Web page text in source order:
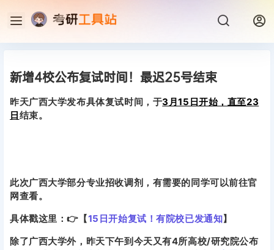
新增4校公布复试时间！最迟25号结束
昨天广西大学发布具体复试时间，于3月15日开始，直至23
日结束。
此次广西大学部分专业招收调剂，有需要的同学可以前往官
网查看。
具体戳这里：👉【15日开始复试！有院校已发通知】
除了广西大学外，昨天下午到今天又有4所高校/研究院公布